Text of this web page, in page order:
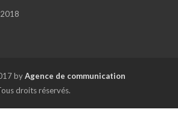
byAgence de communication
droits réservés.